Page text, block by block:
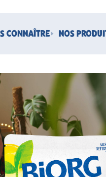
CONNAÎTRE NOS